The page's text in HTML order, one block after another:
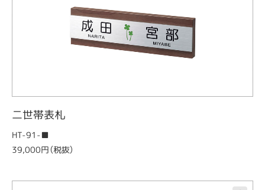
二世帯表札
HT-91-■
39,000円（税抜）